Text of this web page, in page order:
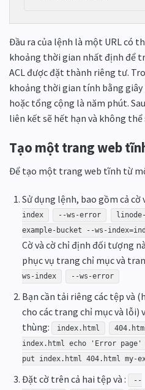
Đầu ra của lệnh là một URL có
khoảng thời gian nhất định để
ACL được đặt thành riêng tư.
khoảng thời gian tính bằng
hoặc tổng cộng là năm phút.
liên kết sẽ hết hạn và không thể
Tạo một trang web
Để tạo một trang web tĩnh từ
Sử dụng lệnh, bao gồm cả cờ
index
--ws-error
example-bucket --ws-
Cờ và cờ chỉ định đối tượng
phục vụ trang chỉ mục và
ws-index
--ws-error
Bạn cần tải riêng các tệp và
cho các trang chỉ mục và lỗi)
thùng:
index.html
index.html echo 'Error
put index.html 404.html my-
Đặt cờ trên cả hai tệp và :
--